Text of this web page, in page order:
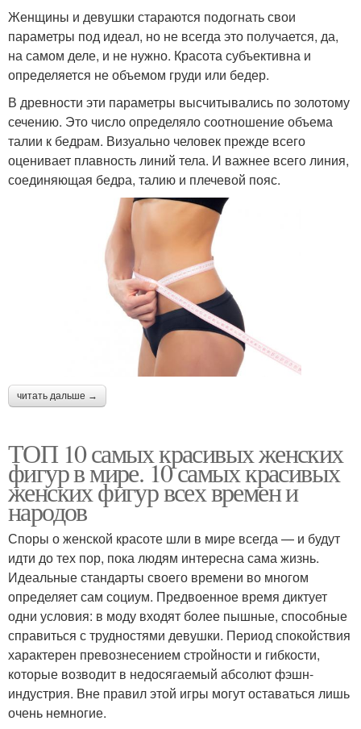
Женщины и девушки стараются подогнать свои
параметры под идеал, но не всегда это получается, да,
на самом деле, и не нужно. Красота субъективна и
определяется не объемом груди или бедер.
В древности эти параметры высчитывались по золотому
сечению. Это число определяло соотношение объема
талии к бедрам. Визуально человек прежде всего
оценивает плавность линий тела. И важнее всего линия,
соединяющая бедра, талию и плечевой пояс.
читать дальше →
ТОП 10 самых красивых женских
фигур в мире. 10 самых красивых
женских фигур всех времен и
народов
Споры о женской красоте шли в мире всегда — и будут
идти до тех пор, пока людям интересна сама жизнь.
Идеальные стандарты своего времени во многом
определяет сам социум. Предвоенное время диктует
одни условия: в моду входят более пышные, способные
справиться с трудностями девушки. Период спокойствия
характерен превознесением стройности и гибкости,
которые возводит в недосягаемый абсолют фэшн-
индустрия. Вне правил этой игры могут оставаться лишь
очень немногие.